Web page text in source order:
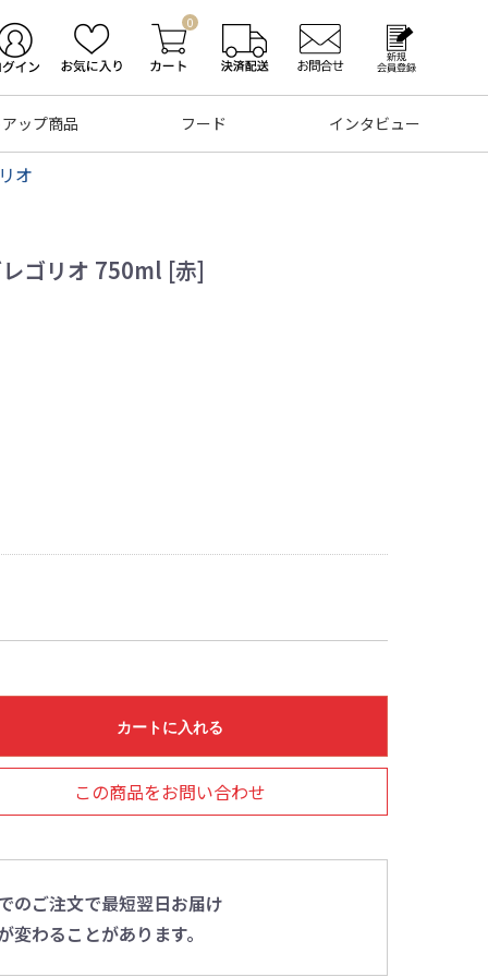
0
ップ商品 フード インタビュー
オ
ゴリオ 750ml [赤]
カートに入れる
この商品をお問い合わせ
のご注文で最短翌日お届け
わることがあります。